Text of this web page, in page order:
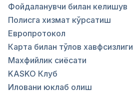
Фойдаланувчи билан келишув
Полисга хизмат кўрсатиш
Европротокол
Карта билан тўлов хавфсизлиги
Махфийлик сиёсати
KASKO Клуб
Иловани юклаб олиш